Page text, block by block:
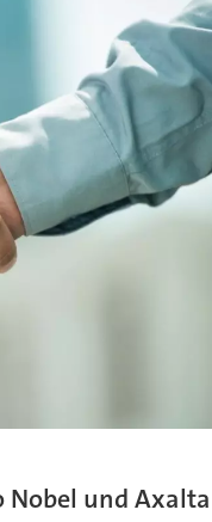
Nobel und Axalta